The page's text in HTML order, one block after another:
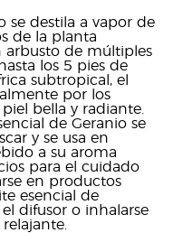
se destila a vapor de
de la planta
arbusto de múltiples
los 5 pies de
subtropical, el
por los
bella y radiante.
de Geranio se
y se usa en
a su aroma
para el cuidado
en productos
esencial de
difusor o inhalarse